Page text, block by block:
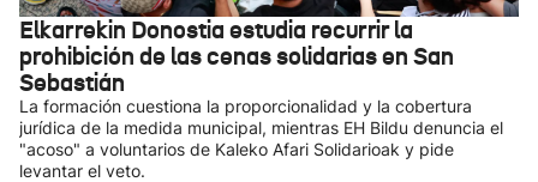
Elkarrekin Donostia estudia recurrir la
prohibición de las cenas solidarias en San
Sebastián
La formación cuestiona la proporcionalidad y la cobertura
jurídica de la medida municipal, mientras EH Bildu denuncia el
"acoso" a voluntarios de Kaleko Afari Solidarioak y pide
levantar el veto.